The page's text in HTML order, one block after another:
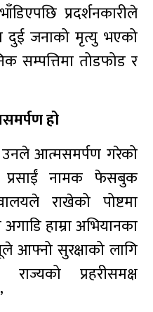
प्रदर्शनकारीले
दुई जनाको मृत्यु भएको
सम्पत्तिमा तोडफोड र
हो
आत्मसमर्पण गरेको
नामक फेसबुक
राखेको पोष्टमा
हाम्रा अभियानका
आफ्नो सुरक्षाको लागि
प्रहरीसमक्ष